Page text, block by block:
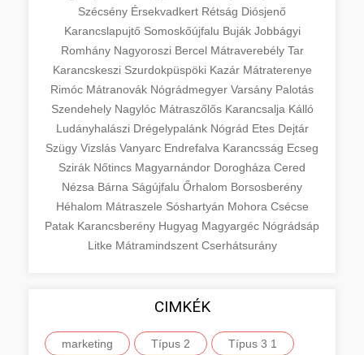
Szécsény Érsekvadkert Rétság Diósjenő
Karancslapujtő Somoskőújfalu Buják Jobbágyi
Romhány Nagyoroszi Bercel Mátraverebély Tar
Karancskeszi Szurdokpüspöki Kazár Mátraterenye
Rimóc Mátranovák Nógrádmegyer Varsány Palotás
Szendehely Nagylóc Mátraszőlős Karancsalja Kálló
Ludányhalászi Drégelypalánk Nógrád Etes Dejtár
Szügy Vizslás Vanyarc Endrefalva Karancsság Ecseg
Szirák Nőtincs Magyarnándor Dorogháza Cered
Nézsa Bárna Ságújfalu Őrhalom Borsosberény
Héhalom Mátraszele Sóshartyán Mohora Csécse
Patak Karancsberény Hugyag Magyargéc Nógrádsáp
Litke Mátramindszent Cserhátsurány
CIMKÉK
marketing Típus 2 Típus 3 1